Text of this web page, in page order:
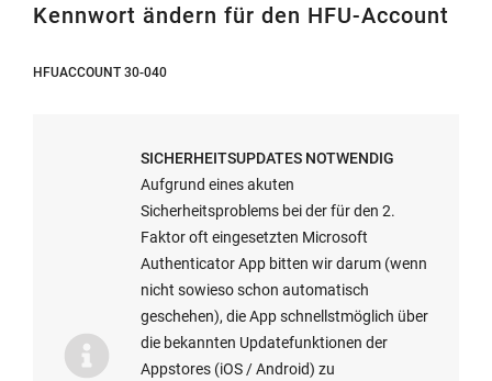
Kennwort ändern für den HFU-Account
HFUACCOUNT 30-040
SICHERHEITSUPDATES NOTWENDIG
Aufgrund eines akuten
Sicherheitsproblems bei der für den 2.
Faktor oft eingesetzten Microsoft
Authenticator App bitten wir darum (wenn
nicht sowieso schon automatisch
geschehen), die App schnellstmöglich über
die bekannten Updatefunktionen der
Appstores (iOS / Android) zu